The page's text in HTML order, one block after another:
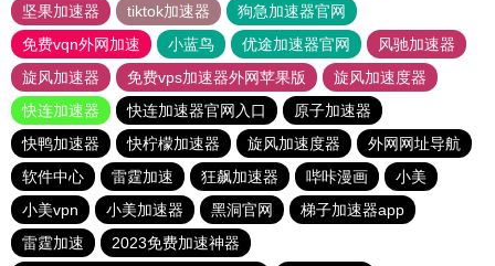
坚果加速器
tiktok加速器
狗急加速器官网
免费vqn外网加速
小蓝鸟 优途加速器官网
风驰加速器
旋风加速器
免费vps加速器外网苹果版
旋风加速度器
快连加速器
快连加速器官网入口
原子加速器
快鸭加速器
快柠檬加速器 旋风加速度器
外网网址导航
软件中心
雷霆加速 狂飙加速器 哔咔漫画
小美
小美vpn
小美加速器 黑洞官网
梯子加速器app
雷霆加速
2023免费加速神器